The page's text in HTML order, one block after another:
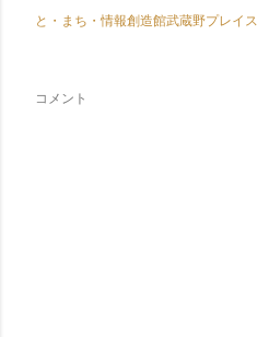
と・まち・情報創造館武蔵野プレイス
コメント